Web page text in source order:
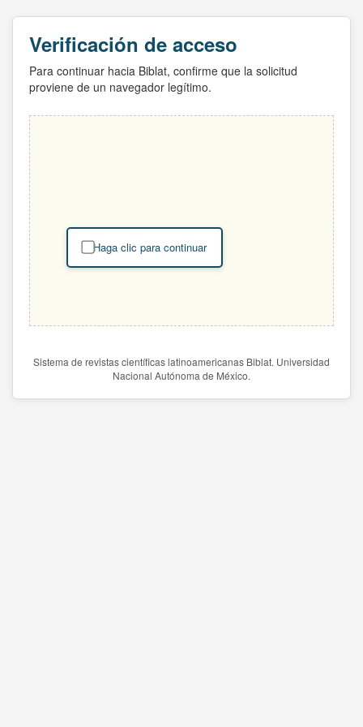
Verificación de acceso
Para continuar hacia Biblat, confirme que la solicitud
proviene de un navegador legítimo.
Haga clic para continuar
Sistema de revistas científicas latinoamericanas Biblat. Universidad
Nacional Autónoma de México.